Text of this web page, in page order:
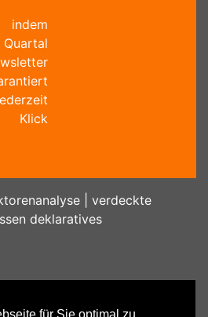
indem
verdeckte
deklaratives